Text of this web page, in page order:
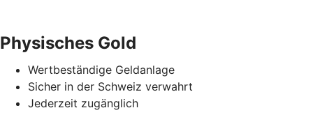
Physisches Gold
Wertbeständige Geldanlage
Sicher in der Schweiz verwahrt
Jederzeit zugänglich